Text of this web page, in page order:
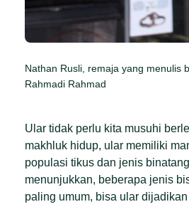
Nathan Rusli, remaja yang menulis
Rahmadi Rahmad
Ular tidak perlu kita musuhi
makhluk hidup, ular memiliki
populasi tikus dan jenis
menunjukkan, beberapa jenis
paling umum, bisa ular